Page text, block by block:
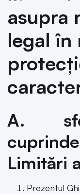
asupra
legal în
A.
Limitări
Prezentul